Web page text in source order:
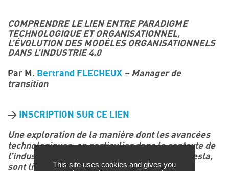
Contacts
COMPRENDRE LE LIEN ENTRE PARADIGME
TECHNOLOGIQUE ET ORGANISATIONNEL,
L’ÉVOLUTION DES MODÈLES ORGANISATIONNELS
DANS L’INDUSTRIE 4.0
Par M. Bertrand FLECHEUX – Manager de
transition
> INSCRIPTION SUR CE LIEN
Une exploration de la manière dont les avancées
technologiques, en particulier dans le contexte de
l’industrie 4.0 et des entreprises telles que Tesla,
sont liées à l’évolution des modèles
This site uses cookies and gives you